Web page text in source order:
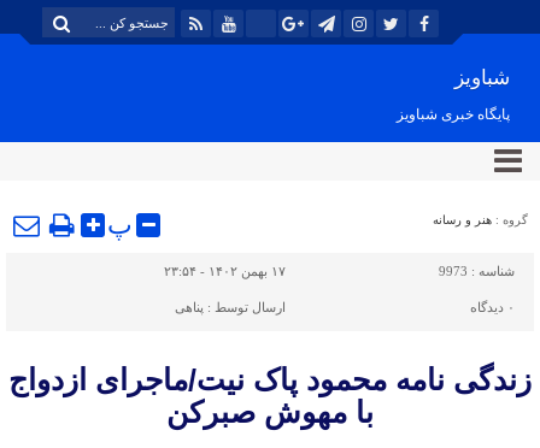
شباویز
پایگاه خبری شباویز
گروه : هنر و رسانه پ
شناسه : 9973 ۱۷ بهمن ۱۴۰۲ - ۲۳:۵۴
۰ دیدگاه ارسال توسط : پناهی
زندگی نامه محمود پاک نیت/ماجرای ازدواج
با مهوش صبرکن